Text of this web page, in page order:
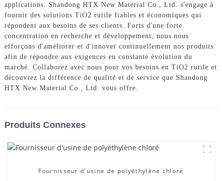
applications. Shandong HTX New Material Co., Ltd. s'engage à
fournir des solutions TiO2 rutile fiables et économiques qui
répondent aux besoins de ses clients. Forts d'une forte
concentration en recherche et développement, nous nous
efforçons d'améliorer et d'innover continuellement nos produits
afin de répondre aux exigences en constante évolution du
marché. Collaborez avec nous pour vos besoins en TiO2 rutile et
découvrez la différence de qualité et de service que Shandong
HTX New Material Co., Ltd. vous offre.
Produits Connexes
Fournisseur d'usine de polyéthylène chloré